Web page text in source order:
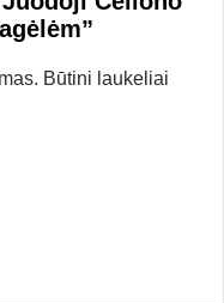
Būtini laukeliai